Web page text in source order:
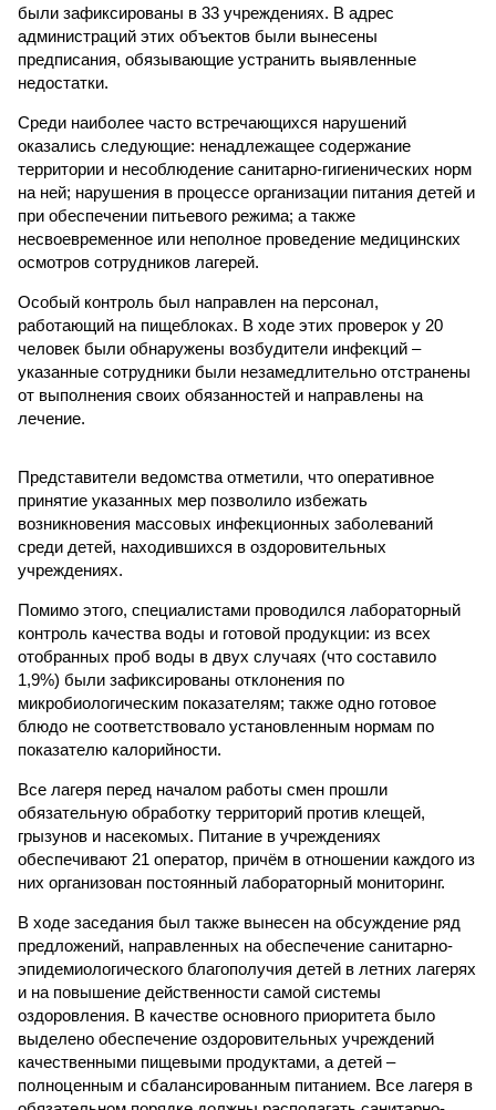
были зафиксированы в 33 учреждениях. В адрес
администраций этих объектов были вынесены
предписания, обязывающие устранить выявленные
недостатки.
Среди наиболее часто встречающихся нарушений
оказались следующие: ненадлежащее содержание
территории и несоблюдение санитарно-гигиенических норм
на ней; нарушения в процессе организации питания детей и
при обеспечении питьевого режима; а также
несвоевременное или неполное проведение медицинских
осмотров сотрудников лагерей.
Особый контроль был направлен на персонал,
работающий на пищеблоках. В ходе этих проверок у 20
человек были обнаружены возбудители инфекций –
указанные сотрудники были незамедлительно отстранены
от выполнения своих обязанностей и направлены на
лечение.
Представители ведомства отметили, что оперативное
принятие указанных мер позволило избежать
возникновения массовых инфекционных заболеваний
среди детей, находившихся в оздоровительных
учреждениях.
Помимо этого, специалистами проводился лабораторный
контроль качества воды и готовой продукции: из всех
отобранных проб воды в двух случаях (что составило
1,9%) были зафиксированы отклонения по
микробиологическим показателям; также одно готовое
блюдо не соответствовало установленным нормам по
показателю калорийности.
Все лагеря перед началом работы смен прошли
обязательную обработку территорий против клещей,
грызунов и насекомых. Питание в учреждениях
обеспечивают 21 оператор, причём в отношении каждого из
них организован постоянный лабораторный мониторинг.
В ходе заседания был также вынесен на обсуждение ряд
предложений, направленных на обеспечение санитарно-
эпидемиологического благополучия детей в летних лагерях
и на повышение действенности самой системы
оздоровления. В качестве основного приоритета было
выделено обеспечение оздоровительных учреждений
качественными пищевыми продуктами, а детей –
полноценным и сбалансированным питанием. Все лагеря в